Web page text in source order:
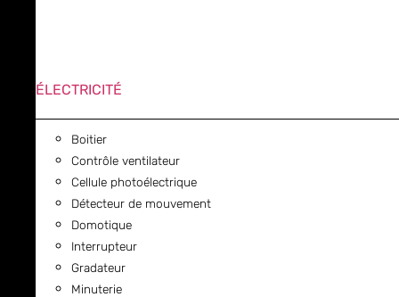
ÉLECTRICITÉ
Boitier
Contrôle ventilateur
Cellule photoélectrique
Détecteur de mouvement
Domotique
Interrupteur
Gradateur
Minuterie